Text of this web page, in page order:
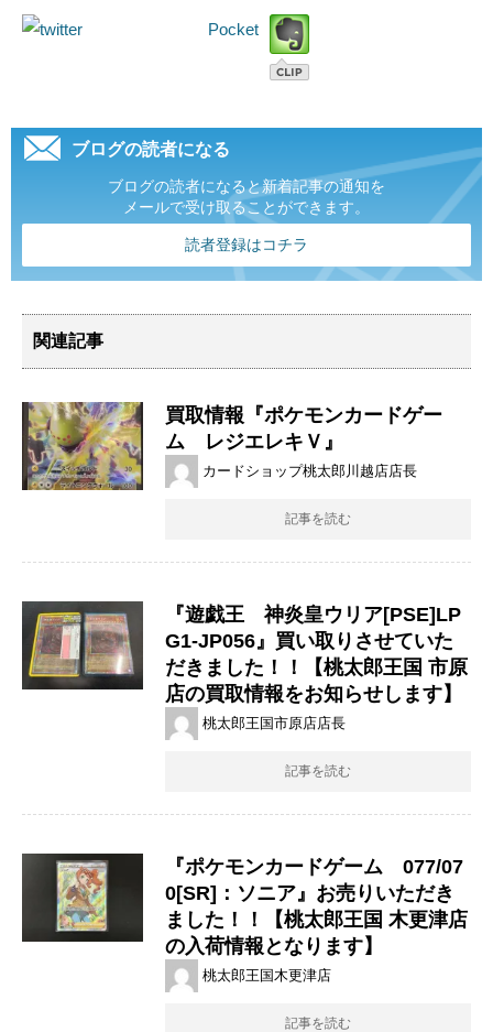
Pocket
ブログの読者になる
ブログの読者になると新着記事の通知を
メールで受け取ることができます。
読者登録はコチラ
関連記事
買取情報『ポケモンカードゲー
ム レジエレキＶ』
カードショップ桃太郎川越店店長
記事を読む
『遊戯王 神炎皇ウリア[PSE]LP
G1-JP056』買い取りさせていた
だきました！！【桃太郎王国 市原
店の買取情報をお知らせします】
桃太郎王国市原店店長
記事を読む
『ポケモンカードゲーム 077/07
0[SR]：ソニア』お売りいただき
ました！！【桃太郎王国 木更津店
の入荷情報となります】
桃太郎王国木更津店
記事を読む